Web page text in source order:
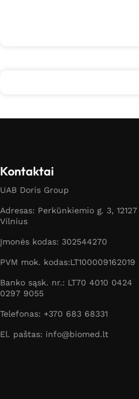
Kontaktai
UAB Doris Group
Adresas: Perkūnkiemio g. 3, 12127
Vilnius
Įmonės kodas: 302544270
PVM mok. kodas:LT100009162019
Banko sąsk. nr.: LT70 4010 0424
0297 9055
Telefonas: +370 683 68331
El. paštas: info@biomed.lt